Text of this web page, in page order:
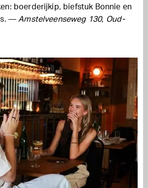
boerderijkip, biefstuk Bonnie en
— Amstelveenseweg 130, Oud-